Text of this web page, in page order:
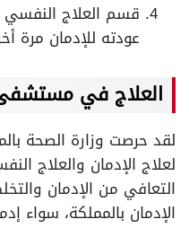
قسم العلاج
عودته للإدمان مرة
العلاج في
لقد حرصت وزارة الصحة
لعلاج الإدمان
التعافي من الإدمان
الإدمان بالمملكة، سواء